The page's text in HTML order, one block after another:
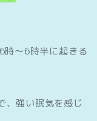
時～6時半に起きる
、強い眠気を感じ